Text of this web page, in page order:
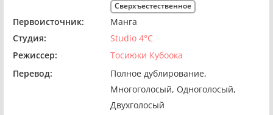
Сверхъестественное
Первоисточник:
Манга
Студия:
Studio 4°C
Режиссер:
Тосиюки Кубоока
Перевод:
Полное дублирование
Многоголосый Одноголосый
Двухголосый